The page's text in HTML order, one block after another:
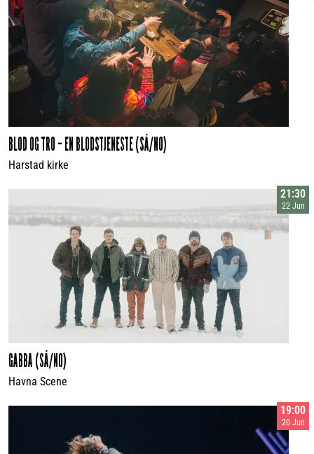
BLOD OG TRO – EN BLODSTJENESTE (SÁ/NO)
Harstad kirke
21:30
22 Jun
GABBA (SÁ/NO)
Havna Scene
19:00
20 Jun